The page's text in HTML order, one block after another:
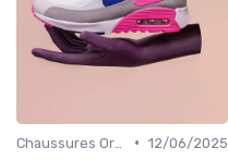
• 12/06/2025